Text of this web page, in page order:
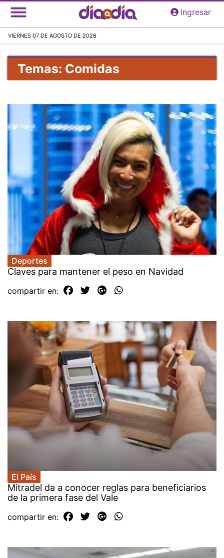
Pasar
al
principal
ingresar
VIERNES 07 DE AGOSTO DE 2026
Temas: Comidas
Deportes
Claves para mantener el peso en Navidad
compartir en:
El País
Mitradel da a conocer reglas para beneficiarios
de la primera fase del Vale
compartir en: